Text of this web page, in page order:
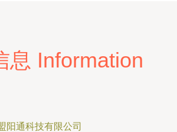
息 Information
阳通科技有限公司